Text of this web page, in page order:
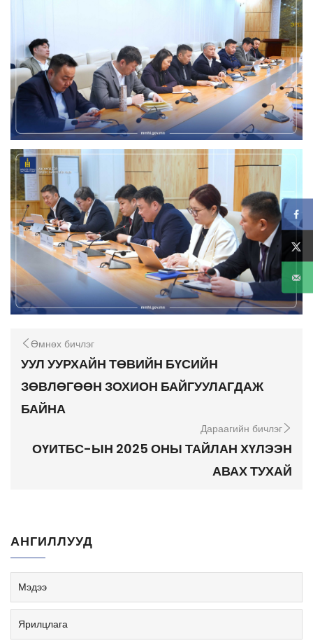
Өмнөх бичлэг
УУЛ УУРХАЙН ТӨВИЙН БҮСИЙН
ЗӨВЛӨГӨӨН ЗОХИОН БАЙГУУЛАГДАЖ
БАЙНА
Дараагийн бичлэг
ОҮИТБС-ЫН 2025 ОНЫ ТАЙЛАН ХҮЛЭЭН
АВАХ ТУХАЙ
АНГИЛЛУУД
Мэдээ
Ярилцлага